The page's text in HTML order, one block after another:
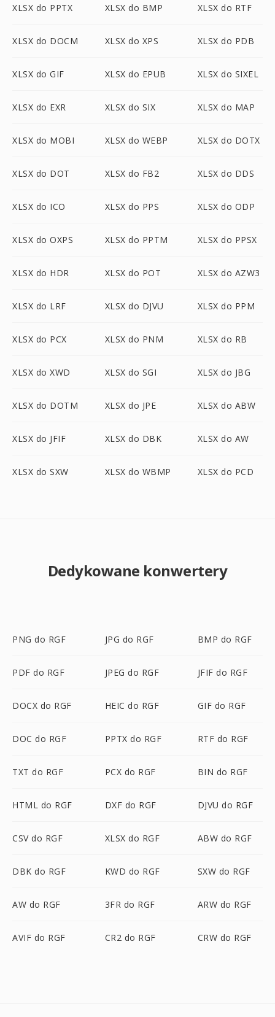
XLSX do PPTX XLSX do BMP XLSX do RTF
XLSX do DOCM XLSX do XPS XLSX do PDB
XLSX do GIF XLSX do EPUB XLSX do SIXEL
XLSX do EXR XLSX do SIX XLSX do MAP
XLSX do MOBI XLSX do WEBP XLSX do DOTX
XLSX do DOT XLSX do FB2 XLSX do DDS
XLSX do ICO XLSX do PPS XLSX do ODP
XLSX do OXPS XLSX do PPTM XLSX do PPSX
XLSX do HDR XLSX do POT XLSX do AZW3
XLSX do LRF XLSX do DJVU XLSX do PPM
XLSX do PCX XLSX do PNM XLSX do RB
XLSX do XWD XLSX do SGI XLSX do JBG
XLSX do DOTM XLSX do JPE XLSX do ABW
XLSX do JFIF XLSX do DBK XLSX do AW
XLSX do SXW XLSX do WBMP XLSX do PCD
Dedykowane konwertery
PNG do RGF JPG do RGF BMP do RGF
PDF do RGF JPEG do RGF JFIF do RGF
DOCX do RGF HEIC do RGF GIF do RGF
DOC do RGF PPTX do RGF RTF do RGF
TXT do RGF PCX do RGF BIN do RGF
HTML do RGF DXF do RGF DJVU do RGF
CSV do RGF XLSX do RGF ABW do RGF
DBK do RGF KWD do RGF SXW do RGF
AW do RGF 3FR do RGF ARW do RGF
AVIF do RGF CR2 do RGF CRW do RGF